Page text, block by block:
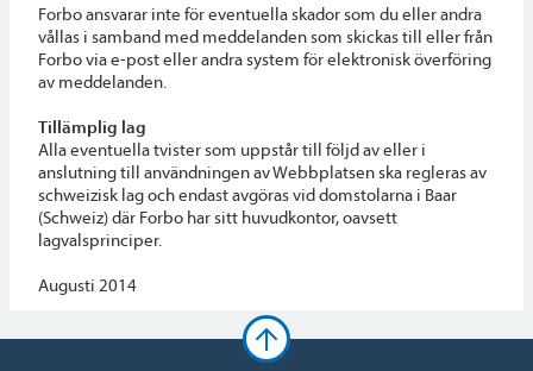
Forbo ansvarar inte för eventuella skador som du eller andra
vållas i samband med meddelanden som skickas till eller från
Forbo via e-post eller andra system för elektronisk överföring
av meddelanden.
Tillämplig lag
Alla eventuella tvister som uppstår till följd av eller i
anslutning till användningen av Webbplatsen ska regleras av
schweizisk lag och endast avgöras vid domstolarna i Baar
(Schweiz) där Forbo har sitt huvudkontor, oavsett
lagvalsprinciper.
Augusti 2014